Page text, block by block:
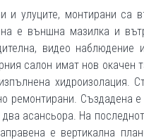
и улуците, монтирани са
е външна мазилка и
видео наблюдение
салон имат нов окачен
хидроизолация.
ремонтирани. Създадена
асансьора. На
е вертикална